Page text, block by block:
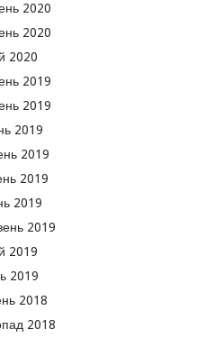
2020
2020
2020
2019
2019
2019
2019
2019
2019
2019
2019
2019
2018
2018